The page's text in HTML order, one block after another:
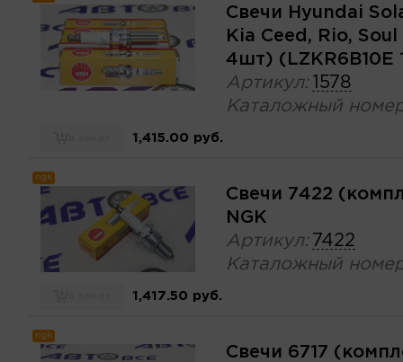
Свечи Hyundai
Kia Ceed, Rio,
4шт) (LZKR6B10E
Артикул: 1578
Каталожный
1,415.00 руб.
ngk
Свечи 7422
NGK
Артикул: 7422
Каталожный
1,417.50 руб.
ngk
Свечи 6717